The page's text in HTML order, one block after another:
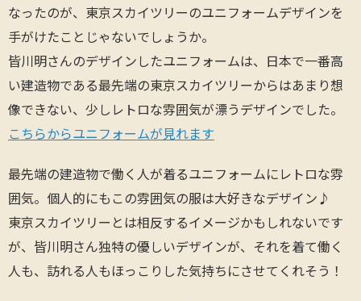
なったのが、東京スカイツリーのユニフォームデザインを
手がけたことじゃないでしょうか。
皆川明さんのデザインしたユニフォームは、日本で一番高
い建造物である最先端の東京スカイツリーからはあまり想
像できない、少しレトロな雰囲気が漂うデザインでした。
こちらからユニフォームが見れます
最先端の建造物で働く人が着るユニフォームにレトロな雰
囲気。個人的にもこの雰囲気の服は大好きなデザイン♪
東京スカイツリーとは相反するイメージかもしれないです
が、皆川明さん独特の優しいデザインが、それを着て働く
人も、訪れる人もほっこりした気持ちにさせてくれそう！